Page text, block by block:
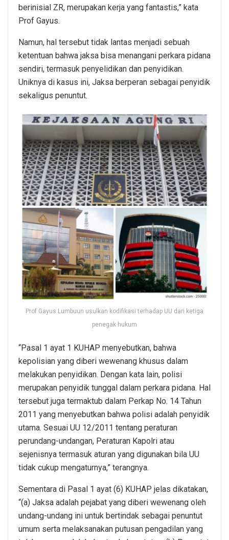
berinisial ZR, merupakan kerja yang fantastis,” kata
Prof Gayus.
Namun, hal tersebut tidak lantas menjadi sebuah
ketentuan bahwa jaksa bisa menangani perkara pidana
sendiri, termasuk penyelidikan dan penyidikan.
Uniknya di kasus ini, Jaksa berperan sebagai penyidik
sekaligus penuntut.
Prof Gayus Lumbuun usulkan kodifikasi terhadap UU dari ketiga
penegak hukum
“Pasal 1 ayat 1 KUHAP menyebutkan, bahwa
kepolisian yang diberi wewenang khusus dalam
melakukan penyidikan. Dengan kata lain, polisi
merupakan penyidik tunggal dalam perkara pidana. Hal
tersebut juga termaktub dalam Perkap No. 14 Tahun
2011 yang menyebutkan bahwa polisi adalah penyidik
utama. Sesuai UU 12/2011 tentang peraturan
perundang-undangan, Peraturan Kapolri atau
sejenisnya termasuk aturan yang digunakan bila UU
tidak cukup mengaturnya,” terangnya.
Sementara di Pasal 1 ayat (6) KUHAP jelas dikatakan,
“(a) Jaksa adalah pejabat yang diberi wewenang oleh
undang-undang ini untuk bertindak sebagai penuntut
umum serta melaksanakan putusan pengadilan yang